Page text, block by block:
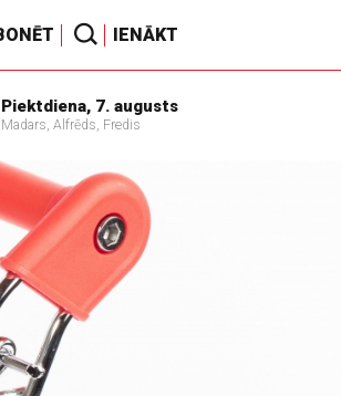
IENĀKT
Piektdiena, 7. augusts
Madars, Alfrēds, Fredis